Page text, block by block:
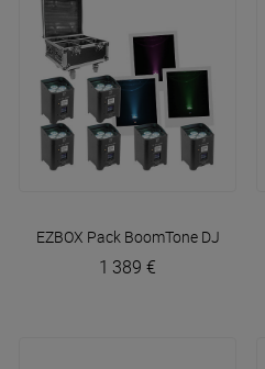
EZBOX Pack BoomTone DJ
1 389 €